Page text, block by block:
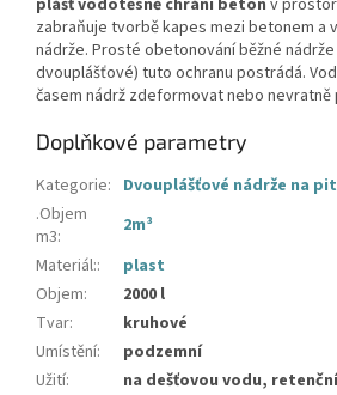
zabraňuje tvorbě kapes mezi betonem a
nádrže. Prosté obetonování běžné
dvouplášťové) tuto ochranu postrádá.
časem nádrž zdeformovat nebo nevratně
Doplňkové parametry
Kategorie: Dvouplášťové nádrže na
.Objem
m3:
2m³
Materiál::
plast
Objem:
2000 l
Tvar:
kruhové
Umístění:
podzemní
Užití:
na dešťovou vodu,